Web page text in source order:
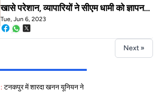
खासे परेशान, व्यापारियों ने सीएम धामी को ज्ञापन
भेजकर व्यवस्था में सुधार करने की करी मांग
Tue, Jun 6, 2023
Next »
: टनकपुर में शारदा खनन यूनियन ने